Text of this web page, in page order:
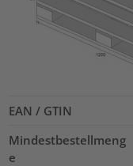
EAN / GTIN
Mindestbestellmeng
e